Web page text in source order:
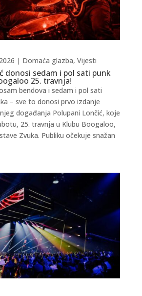
donosi sedam i pol sati punk
25. travnja!
| Domaća glazba, Vijesti
bendova i sedam i pol sati
– sve to donosi prvo izdanje
događanja Polupani Lončić, koje
25. travnja u Klubu Boogaloo,
Zvuka. Publiku očekuje snažan